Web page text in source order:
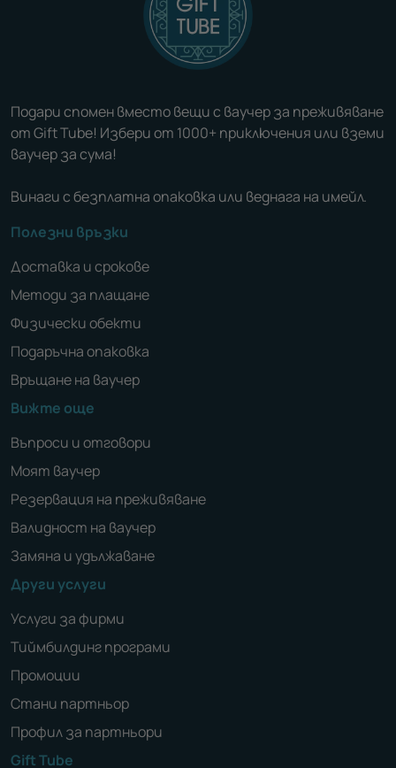
Подари спомен вместо вещи с ваучер за преживяване
от Gift Tube! Избери от 1000+ приключения или вземи
ваучер за сума!
Винаги с безплатна опаковка или веднага на имейл.
Полезни връзки
Доставка и срокове
Методи за плащане
Физически обекти
Подаръчна опаковка
Връщане на ваучер
Вижте още
Въпроси и отговори
Моят ваучер
Резервация на преживяване
Валидност на ваучер
Замяна и удължаване
Други услуги
Услуги за фирми
Тиймбилдинг програми
Промоции
Стани партньор
Профил за партньори
Gift Tube